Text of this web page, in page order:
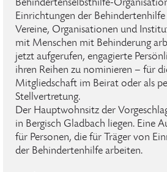
Behindertenselbsthilfe-
Einrichtungen der Behindertenhilfe
Vereine, Organisationen und
mit Menschen mit Behinderung
jetzt aufgerufen, engagierte
ihren Reihen zu nominieren – für
Mitgliedschaft im Beirat oder als
Stellvertretung.
Der Hauptwohnsitz der
in Bergisch Gladbach liegen. Eine
für Personen, die für Träger von
der Behindertenhilfe arbeiten.